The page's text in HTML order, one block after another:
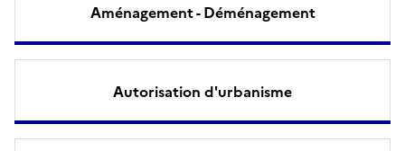
Aménagement - Déménagement
Autorisation d'urbanisme